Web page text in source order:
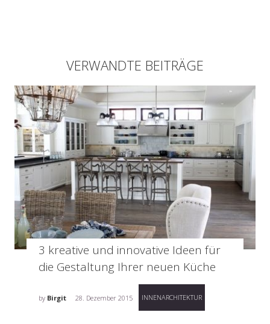
VERWANDTE BEITRÄGE
3 kreative und innovative Ideen für
die Gestaltung Ihrer neuen Küche
by Birgit 28. Dezember 2015 INNENARCHITEKTUR